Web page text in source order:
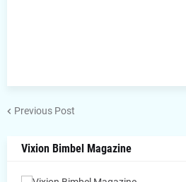
Previous Post
Vixion Bimbel Magazine